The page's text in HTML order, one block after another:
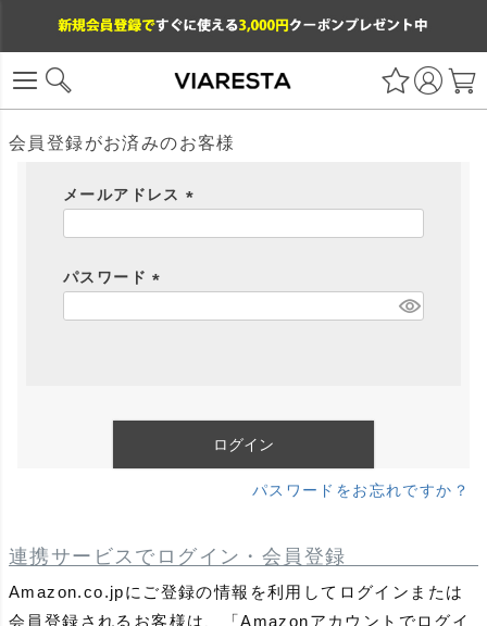
会員登録がお済みのお客様
メールアドレス
パスワード
ログイン
パスワードをお忘れですか？
連携サービスでログイン・会員登録
Amazon.co.jpにご登録の情報を利用してログインまたは
会員登録されるお客様は、「Amazonアカウントでログイ